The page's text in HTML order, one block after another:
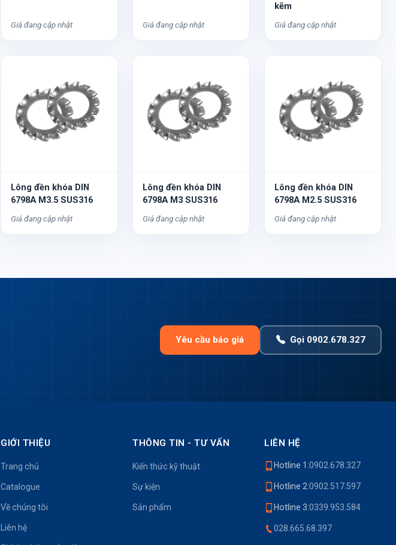
Giá đang cập nhật Giá đang cập nhật
kẽm
Giá đang cập nhật
Lông đền khóa DIN
6798A M3.5 SUS316
Giá đang cập nhật
Lông đền khóa DIN
6798A M3 SUS316
Giá đang cập nhật
Lông đền khóa DIN
6798A M2.5 SUS316
Giá đang cập nhật
Yêu cầu báo giá Gọi 0902.678.327
GIỚI THIỆU
Trang chủ
Catalogue
Về chúng tôi
Liên hệ
THÔNG TIN - TƯ VẤN
Kiến thức kỹ thuật
Sự kiện
Sản phẩm
LIÊN HỆ
Hotline 1:0902.678.327
Hotline 2:0902.517.597
Hotline 3:0339.953.584
028.665.68.397